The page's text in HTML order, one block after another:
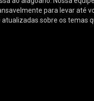
para levar até
sobre os temas